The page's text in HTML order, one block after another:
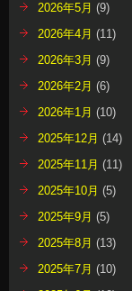
2026年5月 (9)
2026年4月 (11)
2026年3月 (9)
2026年2月 (6)
2026年1月 (10)
2025年12月 (14)
2025年11月 (11)
2025年10月 (5)
2025年9月 (5)
2025年8月 (13)
2025年7月 (10)